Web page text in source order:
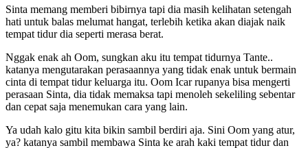
Sinta memang memberi bibirnya tapi dia masih kelihatan setengah
hati untuk balas melumat hangat, terlebih ketika akan diajak naik
tempat tidur dia seperti merasa berat.
Nggak enak ah Oom, sungkan aku itu tempat tidurnya Tante..
katanya mengutarakan perasaannya yang tidak enak untuk bermain
cinta di tempat tidur keluarga itu. Oom Icar rupanya bisa mengerti
perasaan Sinta, dia tidak memaksa tapi menoleh sekeliling sebentar
dan cepat saja menemukan cara yang lain.
Ya udah kalo gitu kita bikin sambil berdiri aja. Sini Oom yang atur,
ya? katanya sambil membawa Sinta ke arah kaki tempat tidur dan